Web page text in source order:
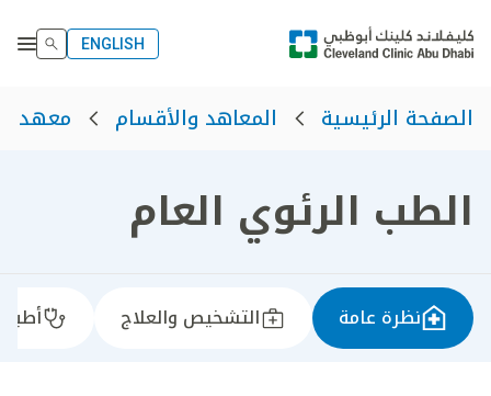
ENGLISH
الصفحة الرئيسية المعاهد والأقسام معهد
الطب الرئوي العام
نظرة عامة التشخيص والعلاج